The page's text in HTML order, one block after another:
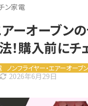
ン家電
ーオーブン
！購入前にチ
2026年6月29日
ノンフライヤー・エアーオーブン